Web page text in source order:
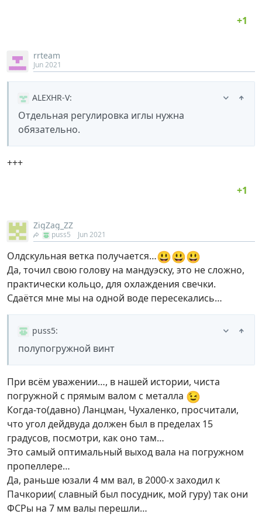
rrteam
Jun 2021
ALEXHR-V:
Отдельная регулировка иглы нужна
обязательно.
+++
ZigZag_ZZ
puss5 Jun 2021
Олдскульная ветка получается…😃😃😃
Да, точил свою голову на мандуэску, это не сложно,
практически кольцо, для охлаждения свечки.
Сдаётся мне мы на одной воде пересекались…
puss5:
полупогружной винт
При всём уважении…, в нашей истории, чиста
погружной с прямым валом с металла 😉
Когда-то(давно) Ланцман, Чухаленко, просчитали,
что угол дейдвуда должен был в пределах 15
градусов, посмотри, как оно там…
Это самый оптимальный выход вала на погружном
пропеллере…
Да, раньше юзали 4 мм вал, в 2000-х заходил к
Пачкории( славный был посудник, мой гуру) так они
ФСРы на 7 мм валы перешли…